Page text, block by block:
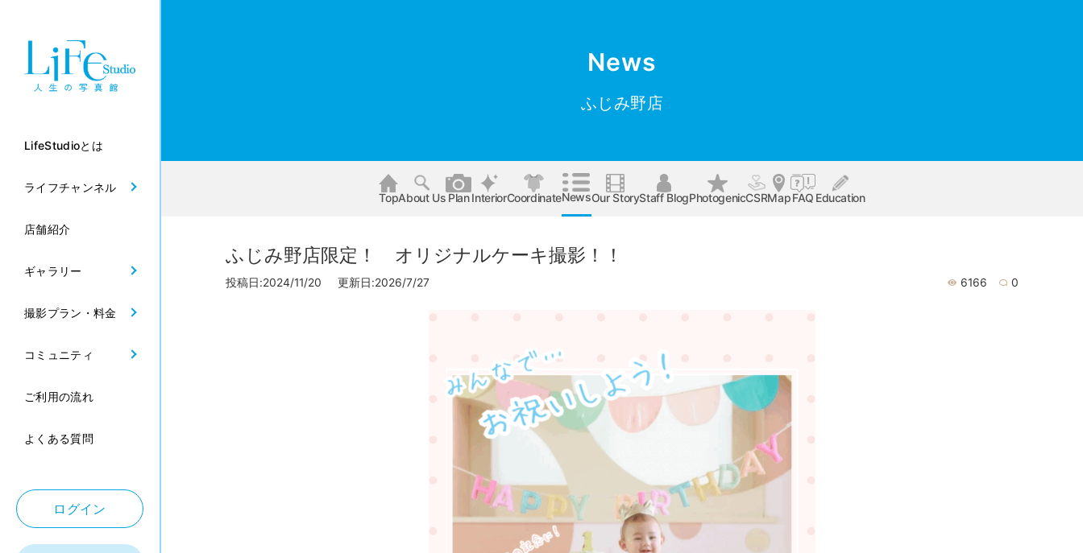
LifeStudioとは
ライフチャンネル
店舗紹介
ギャラリー
撮影プラン・料金
コミュニティ
ご利用の流れ
よくある質問
ログイン
News
ふじみ野店
TopAbout Us PlanInteriorCoordinateNewsOur StoryStaff BlogPhotogenicCSRMapFAQ Education
ふじみ野店限定！ オリジナルケーキ撮影！！
投稿日:2024/11/20 更新日:2026/7/27 6166 0